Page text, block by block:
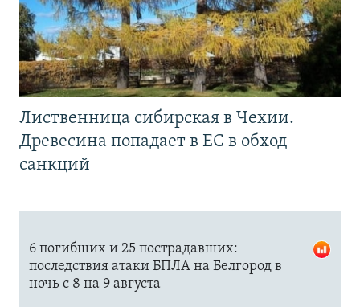
Лиственница сибирская в Чехии.
Древесина попадает в ЕС в обход
санкций